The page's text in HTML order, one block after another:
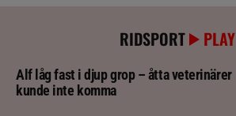
RIDSPORT PLAY
Alf låg fast i djup grop – åtta veterinärer
kunde inte komma